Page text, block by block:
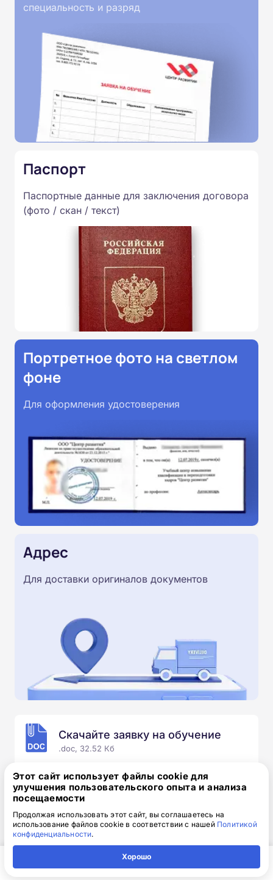
специальность и разряд
Паспорт
Паспортные данные для заключения договора
(фото / скан / текст)
Портретное фото на светлом
фоне
Для оформления удостоверения
Адрес
Для доставки оригиналов документов
Скачайте заявку на обучение
.doc, 32.52 Кб
Скачайте шаблон, заполните и отправьте по
электронной почтеinfo@1-academy.ru
Обязательно укажите контактный номер телефон.
Наш специалист свяжется с вами и утонит все
детали.
Этот сайт использует файлы cookie для
улучшения пользовательского опыта и анализа
посещаемости
Продолжая использовать этот сайт, вы соглашаетесь на
использование файлов cookie в соответствии с нашей Политикой
конфиденциальности.
Хорошо